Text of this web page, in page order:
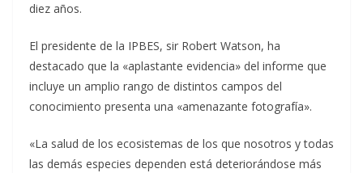
diez años.
El presidente de la IPBES, sir Robert Watson, ha
destacado que la «aplastante evidencia» del informe que
incluye un amplio rango de distintos campos del
conocimiento presenta una «amenazante fotografía».
«La salud de los ecosistemas de los que nosotros y todas
las demás especies dependen está deteriorándose más